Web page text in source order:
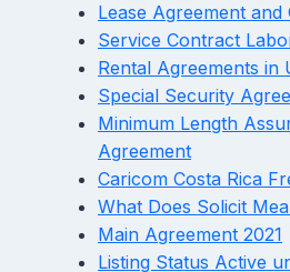
Lease Agreement and
Service Contract
Rental Agreements in
Special Security
Minimum Length
Agreement
Caricom Costa Rica
What Does Solicit
Main Agreement 2021
Listing Status Active